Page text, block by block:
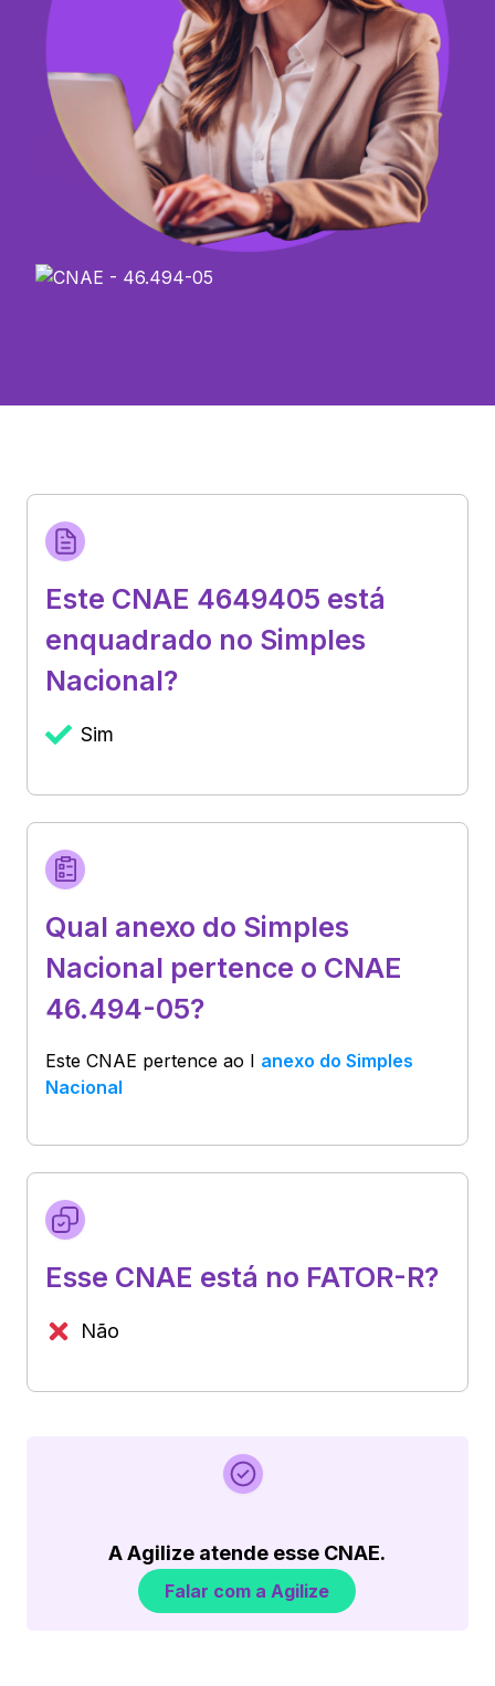
Este CNAE 4649405 está
enquadrado no Simples
Nacional?
Sim
Qual anexo do Simples
Nacional pertence o CNAE
46.494-05?
Este CNAE pertence ao I anexo do Simples
Nacional
Esse CNAE está no FATOR-R?
Não
A Agilize atende esse CNAE.
Falar com a Agilize